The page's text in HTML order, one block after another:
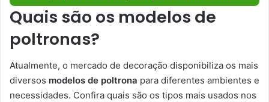
Quais são os modelos de
poltronas?
Atualmente, o mercado de decoração disponibiliza os mais
diversos modelos de poltrona para diferentes ambientes e
necessidades. Confira quais são os tipos mais usados nos